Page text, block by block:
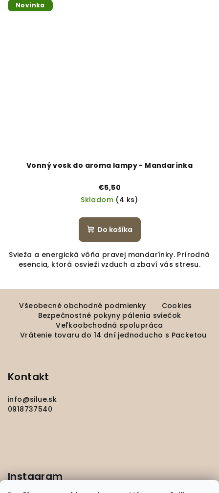
Novinka
Vonný vosk do aroma lampy - Mandarínka
€5,50
Skladom (4 ks)
Do košíka
Svieža a energická vôňa pravej mandarínky. Prírodná
esencia, ktorá osvieži vzduch a zbaví vás stresu.
Všeobecné obchodné podmienky
Cookies
Bezpečnostné pokyny pálenia sviečok
Veľkoobchodná spolupráca
Vrátenie tovaru do 14 dní jednoducho s Packetou
Kontakt
info@silue.sk
0918737540
Instagram